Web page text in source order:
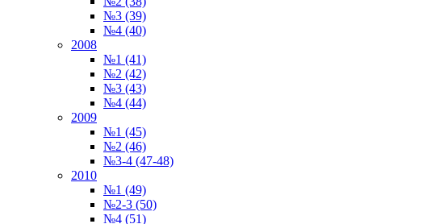
№3 (39)
№4 (40)
2008
№1 (41)
№2 (42)
№3 (43)
№4 (44)
2009
№1 (45)
№2 (46)
№3-4 (47-48)
2010
№1 (49)
№2-3 (50)
№4 (51)